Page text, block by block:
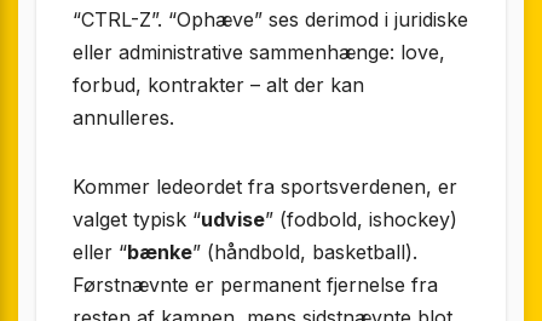
“CTRL-Z”. “Ophæve” ses derimod i juridiske
eller administrative sammenhænge: love,
forbud, kontrakter – alt der kan
annulleres.
Kommer ledeordet fra sportsverdenen, er
valget typisk “udvise” (fodbold, ishockey)
eller “bænke” (håndbold, basketball).
Førstnævnte er permanent fjernelse fra